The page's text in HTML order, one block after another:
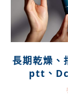
長期乾燥、
ptt、